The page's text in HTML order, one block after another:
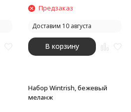
Предзаказ
Доставим 10 августа
В корзину
Набор Wintrish, бежевый
меланж